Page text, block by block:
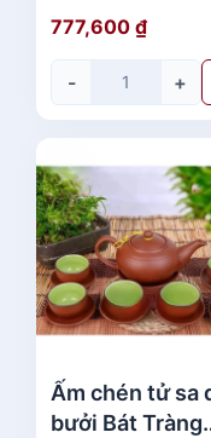
rẻ cao cấp
777,600 ₫
- +
Ấm chén tử sa
bưởi Bát Tràng